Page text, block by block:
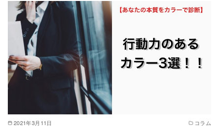
2021年3月11日 コラム